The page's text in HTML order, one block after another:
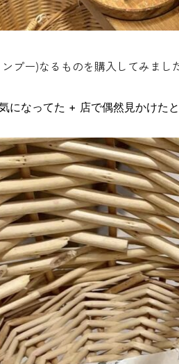
プー)なるものを購入してみまし
になってた + 店で偶然見かけた